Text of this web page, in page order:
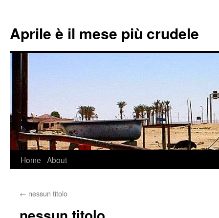
Aprile è il mese più crudele
Skip
content
Home About
← nessun titolo